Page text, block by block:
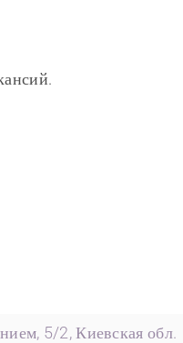
5/2, Киевская обл.